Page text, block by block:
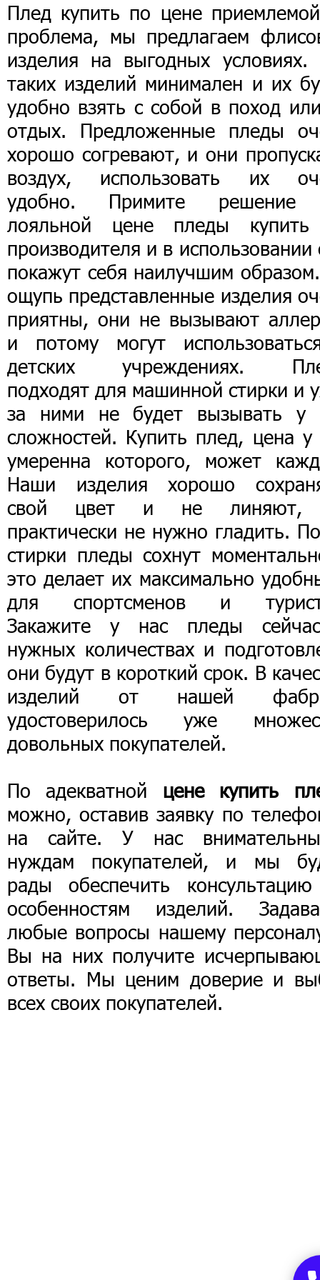
Плед купить по цене
проблема, мы предлагаем
изделия на выгодных условиях.
таких изделий минимален и их
удобно взять с собой в поход
отдых. Предложенные пледы
хорошо согревают, и они
воздух, использовать их
удобно. Примите решение
лояльной цене пледы
производителя и в использовании
покажут себя наилучшим
ощупь представленные изделия
приятны, они не вызывают
и потому могут
детских учреждениях.
подходят для машинной стирки и
за ними не будет вызывать у
сложностей. Купить плед, цена у
умеренна которого, может
Наши изделия хорошо
свой цвет и не линяют,
практически не нужно гладить.
стирки пледы сохнут
это делает их максимально
для спортсменов и
Закажите у нас пледы
нужных количествах и
они будут в короткий срок. В
изделий от нашей
удостоверилось уже
довольных покупателей.
По адекватной цене купить
можно, оставив заявку по
на сайте. У нас
нуждам покупателей, и мы
рады обеспечить
особенностям изделий.
любые вопросы нашему
Вы на них получите
ответы. Мы ценим доверие и
всех своих покупателей.